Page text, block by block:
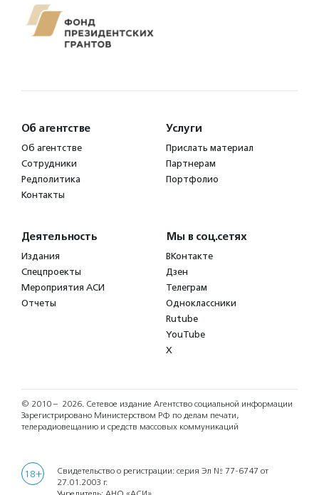
Об агентстве
Об агентстве
Сотрудники
Редполитика
Контакты
Услуги
Прислать материал
Партнерам
Портфолио
Деятельность
Издания
Спецпроекты
Мероприятия АСИ
Отчеты
Мы в соц.сетях
ВКонтакте
Дзен
Телеграм
Одноклассники
Rutube
YouTube
X
© 2010 – 2026. Сетевое издание Агентство социальной информации
Зарегистрировано Министерством РФ по делам печати,
телерадиовещанию и средств массовых коммуникаций
18+
Свидетельство о регистрации: серия Эл № 77-6747 от
27.01.2003 г.